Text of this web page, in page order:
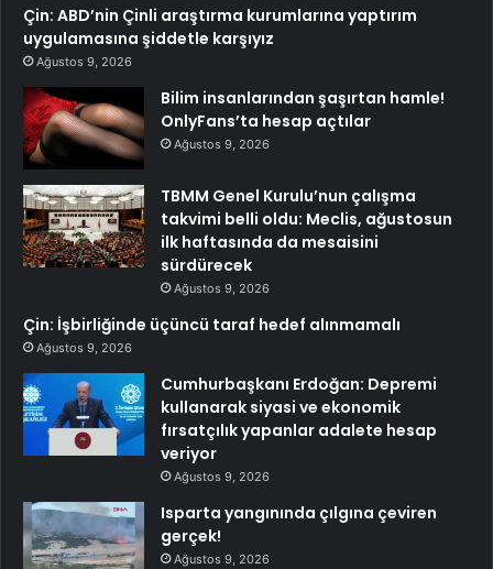
Çin: ABD’nin Çinli araştırma kurumlarına yaptırım
uygulamasına şiddetle karşıyız
Ağustos 9, 2026
Bilim insanlarından şaşırtan hamle!
OnlyFans’ta hesap açtılar
Ağustos 9, 2026
TBMM Genel Kurulu’nun çalışma
takvimi belli oldu: Meclis, ağustosun
ilk haftasında da mesaisini
sürdürecek
Ağustos 9, 2026
Çin: İşbirliğinde üçüncü taraf hedef alınmamalı
Ağustos 9, 2026
Cumhurbaşkanı Erdoğan: Depremi
kullanarak siyasi ve ekonomik
fırsatçılık yapanlar adalete hesap
veriyor
Ağustos 9, 2026
Isparta yangınında çılgına çeviren
gerçek!
Ağustos 9, 2026